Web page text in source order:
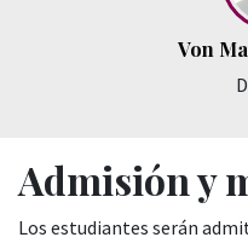
Von
Admisión y
Los estudiantes serán